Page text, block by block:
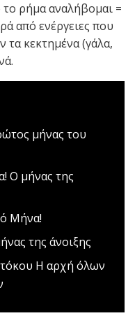
ρήμα αναλήβομαι =
από ενέργειες που
κεκτημένα (γάλα,
μήνας του
Ο μήνας της
Μήνα!
της άνοιξης
Η αρχή όλων